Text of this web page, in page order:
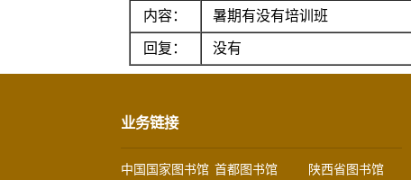
内容： 暑期有没有培训班
回复： 没有
业务链接
中国国家图书馆 首都图书馆 陕西省图书馆